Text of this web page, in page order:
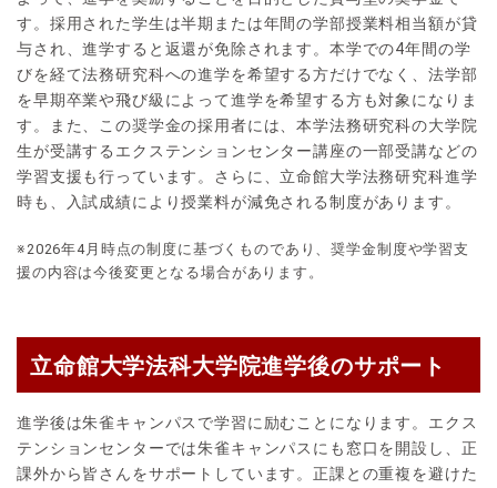
す。採用された学生は半期または年間の学部授業料相当額が貸
与され、進学すると返還が免除されます。本学での4年間の学
びを経て法務研究科への進学を希望する方だけでなく、法学部
を早期卒業や飛び級によって進学を希望する方も対象になりま
す。また、この奨学金の採用者には、本学法務研究科の大学院
生が受講するエクステンションセンター講座の一部受講などの
学習支援も行っています。さらに、立命館大学法務研究科進学
時も、入試成績により授業料が減免される制度があります。
※2026年4月時点の制度に基づくものであり、奨学金制度や学習支
援の内容は今後変更となる場合があります。
立命館大学法科大学院進学後のサポート
進学後は朱雀キャンパスで学習に励むことになります。エクス
テンションセンターでは朱雀キャンパスにも窓口を開設し、正
課外から皆さんをサポートしています。正課との重複を避けた